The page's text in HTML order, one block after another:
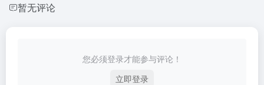
暂无评论
您必须登录才能参与评论！
立即登录